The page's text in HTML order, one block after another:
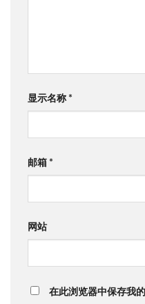
显示名称 *
邮箱 *
网站
在此浏览器中保存我